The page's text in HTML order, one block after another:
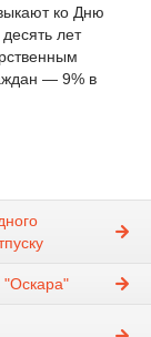
ко Дню
лет
— 9% в
"Оскара"